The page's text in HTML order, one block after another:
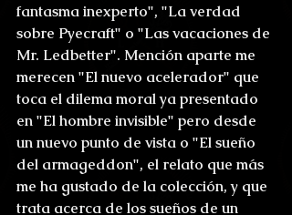
fantasma inexperto", "La verdad
sobre Pyecraft" o "Las vacaciones de
Mr. Ledbetter". Mención aparte me
merecen "El nuevo acelerador" que
toca el dilema moral ya presentado
en "El hombre invisible" pero desde
un nuevo punto de vista o "El sueño
del armageddon", el relato que más
me ha gustado de la colección, y que
trata acerca de los sueños de un